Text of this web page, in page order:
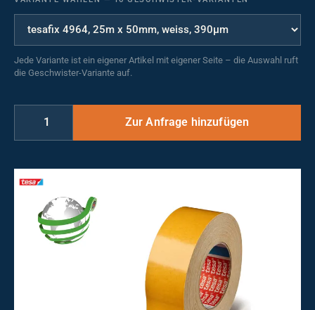
Jede Variante ist ein eigener Artikel mit eigener Seite – die Auswahl ruft
die Geschwister-Variante auf.